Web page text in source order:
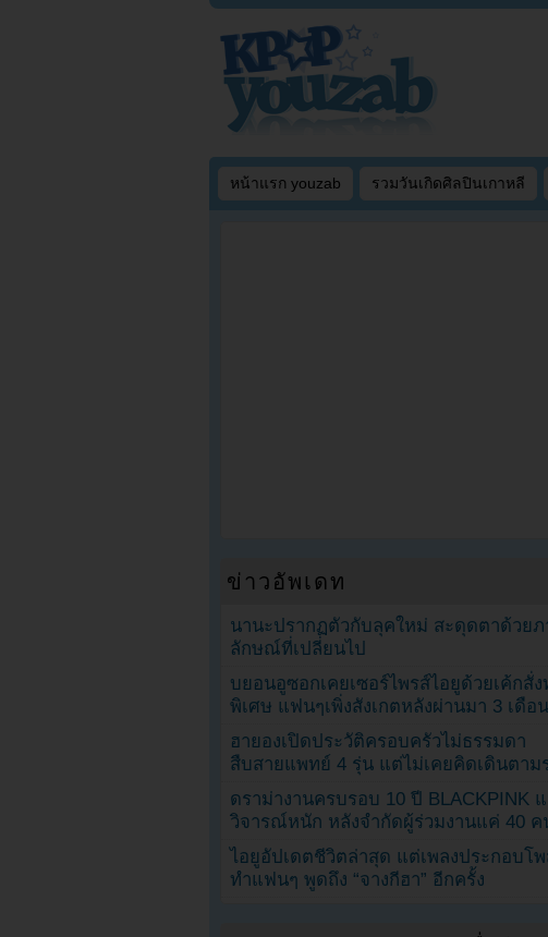
หน้าแรก youzab รวมวันเกิดศิลปินเกาหลี
ข่าวอัพเดท
นานะปรากฏตัวกับลุคใหม่ สะดุดตาด้วยภ
ลักษณ์ที่เปลี่ยนไป
บยอนอูซอกเคยเซอร์ไพรส์ไอยูด้วยเค้กสั่ง
พิเศษ แฟนๆเพิ่งสังเกตหลังผ่านมา 3 เดือน
ฮายองเปิดประวัติครอบครัวไม่ธรรมดา
สืบสายแพทย์ 4 รุ่น แต่ไม่เคยคิดเดินตาม
ดราม่างานครบรอบ 10 ปี BLACKPINK
วิจารณ์หนัก หลังจำกัดผู้ร่วมงานแค่ 40 ค
ไอยูอัปเดตชีวิตล่าสุด แต่เพลงประกอบโ
ทำแฟนๆ พูดถึง “จางกีฮา” อีกครั้ง